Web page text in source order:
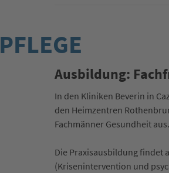
PFLEGE
Ausbildung:
In den Kliniken Beverin in
den Heimzentren
Fachmänner Gesundheit aus.
Die Praxisausbildung findet
(Krisenintervention und